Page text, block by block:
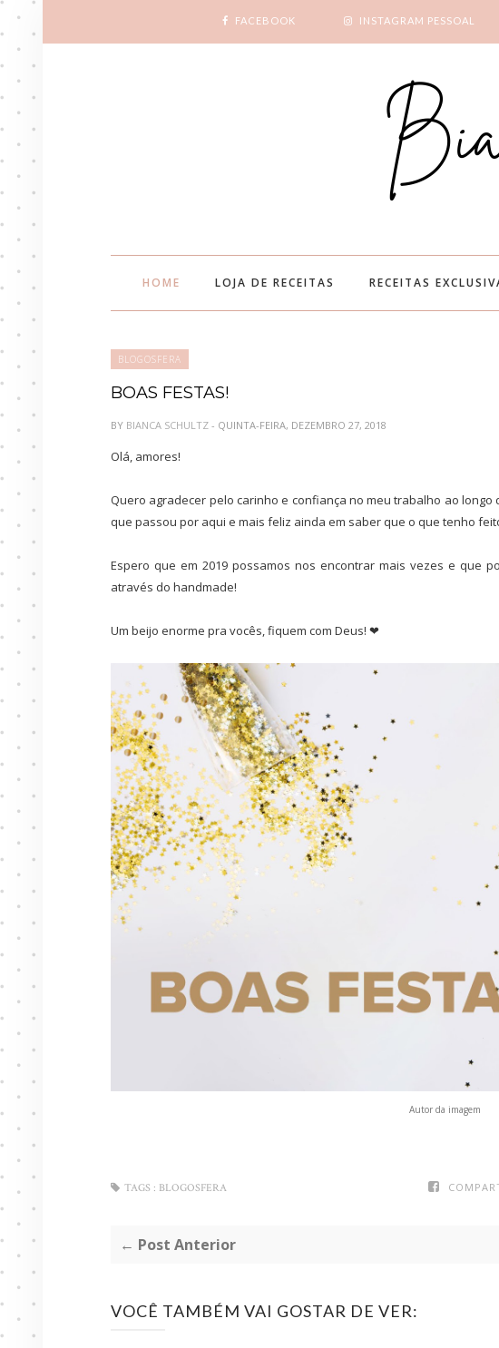
FACEBOOK INSTAGRAM PESSOAL
HOME LOJA DE RECEITAS RECEITAS
BLOGOSFERA
BOAS FESTAS!
BY BIANCA SCHULTZ - QUINTA-FEIRA, DEZEMBRO 27, 2018
Olá, amores!
Quero agradecer pelo carinho e confiança no meu trabalho ao longo
que passou por aqui e mais feliz ainda em saber que o que tenho
Espero que em 2019 possamos nos encontrar mais vezes e que
através do handmade!
Um beijo enorme pra vocês, fiquem com Deus! ❤
Autor da imagem
TAGS : BLOGOSFERA
← Post Anterior
VOCÊ TAMBÉM VAI GOSTAR DE VER: